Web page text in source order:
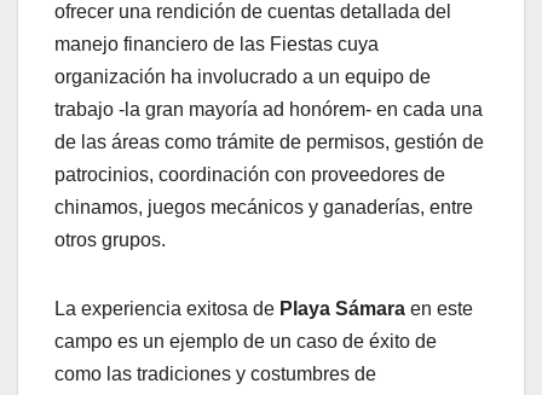
ofrecer una rendición de cuentas detallada del
manejo financiero de las Fiestas cuya
organización ha involucrado a un equipo de
trabajo -la gran mayoría ad honórem- en cada una
de las áreas como trámite de permisos, gestión de
patrocinios, coordinación con proveedores de
chinamos, juegos mecánicos y ganaderías, entre
otros grupos.
La experiencia exitosa de Playa Sámara en este
campo es un ejemplo de un caso de éxito de
como las tradiciones y costumbres de